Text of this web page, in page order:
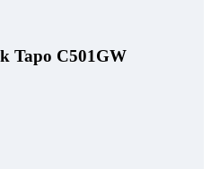
Tapo C501GW